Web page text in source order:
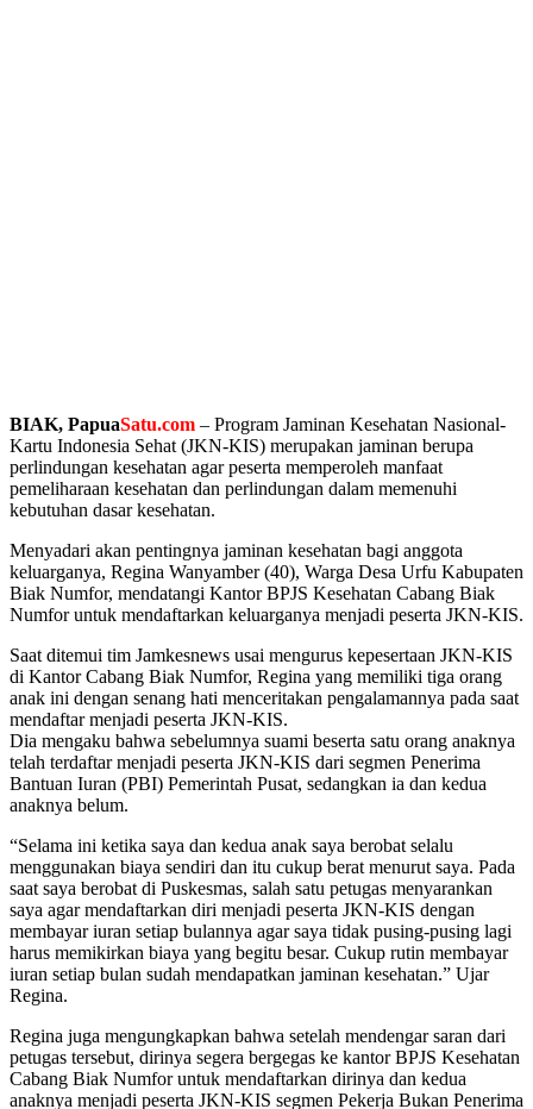
BIAK, PapuaSatu.com – Program Jaminan Kesehatan Nasional-
Kartu Indonesia Sehat (JKN-KIS) merupakan jaminan berupa
perlindungan kesehatan agar peserta memperoleh manfaat
pemeliharaan kesehatan dan perlindungan dalam memenuhi
kebutuhan dasar kesehatan.
Menyadari akan pentingnya jaminan kesehatan bagi anggota
keluarganya, Regina Wanyamber (40), Warga Desa Urfu Kabupaten
Biak Numfor, mendatangi Kantor BPJS Kesehatan Cabang Biak
Numfor untuk mendaftarkan keluarganya menjadi peserta JKN-KIS.
Saat ditemui tim Jamkesnews usai mengurus kepesertaan JKN-KIS
di Kantor Cabang Biak Numfor, Regina yang memiliki tiga orang
anak ini dengan senang hati menceritakan pengalamannya pada saat
mendaftar menjadi peserta JKN-KIS.
Dia mengaku bahwa sebelumnya suami beserta satu orang anaknya
telah terdaftar menjadi peserta JKN-KIS dari segmen Penerima
Bantuan Iuran (PBI) Pemerintah Pusat, sedangkan ia dan kedua
anaknya belum.
“Selama ini ketika saya dan kedua anak saya berobat selalu
menggunakan biaya sendiri dan itu cukup berat menurut saya. Pada
saat saya berobat di Puskesmas, salah satu petugas menyarankan
saya agar mendaftarkan diri menjadi peserta JKN-KIS dengan
membayar iuran setiap bulannya agar saya tidak pusing-pusing lagi
harus memikirkan biaya yang begitu besar. Cukup rutin membayar
iuran setiap bulan sudah mendapatkan jaminan kesehatan.” Ujar
Regina.
Regina juga mengungkapkan bahwa setelah mendengar saran dari
petugas tersebut, dirinya segera bergegas ke kantor BPJS Kesehatan
Cabang Biak Numfor untuk mendaftarkan dirinya dan kedua
anaknya menjadi peserta JKN-KIS segmen Pekerja Bukan Penerima